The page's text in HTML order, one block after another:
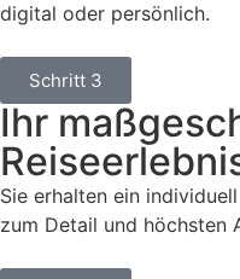
digital oder persönlich.
Schritt 3
Ihr
Sie erhalten ein
zum Detail und höchsten